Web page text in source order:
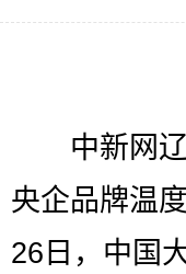
中新网辽
央企品牌温
26日，中国